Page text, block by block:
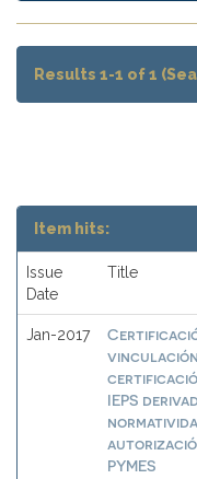
Results 1-1 of 1
Item hits:
Issue
Date
Title
Jan-2017
IEPS
PYMES